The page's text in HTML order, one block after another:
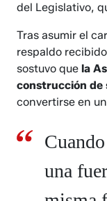
del Legislativo,
Tras asumir el
respaldo
sostuvo que la
construcción de
convertirse en
una